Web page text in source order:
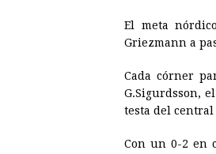
El meta
Griezmann a
Cada córner
G.Sigurdsson,
testa del central
Con un 0-2 en